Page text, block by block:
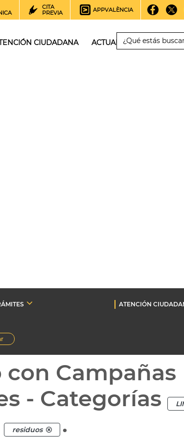
CITA
PREVIA
APPVALÈNCIA
CIUDADANA ACTUALIDAD
ATENCIÓN
Campañas
- Categorías
residuos .